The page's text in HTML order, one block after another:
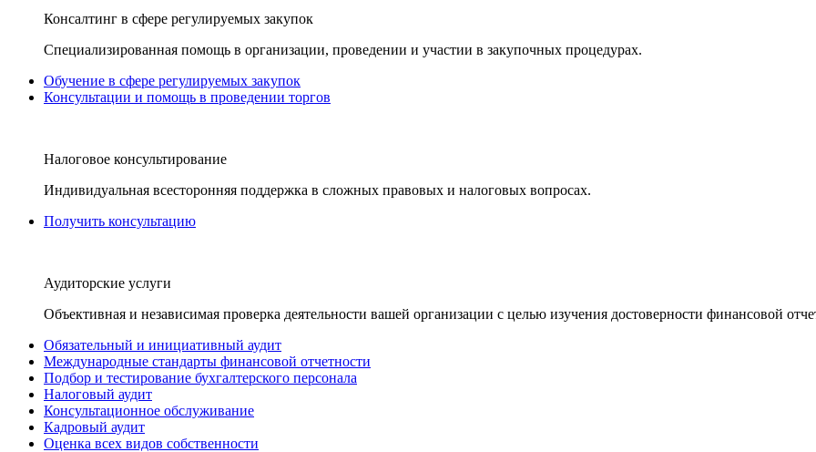
Консалтинг в сфере регулируемых закупок
Специализированная помощь в организации, проведении и участии в закупочных процедурах.
Обучение в сфере регулируемых закупок
Консультации и помощь в проведении торгов
Налоговое консультирование
Индивидуальная всесторонняя поддержка в сложных правовых и налоговых вопросах.
Получить консультацию
Аудиторские услуги
Объективная и независимая проверка деятельности вашей организации с целью изучения достоверности финансовой
Обязательный и инициативный аудит
Международные стандарты финансовой отчетности
Подбор и тестирование бухгалтерского персонала
Налоговый аудит
Консультационное обслуживание
Кадровый аудит
Оценка всех видов собственности